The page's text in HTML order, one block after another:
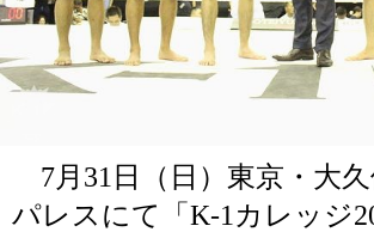
7月31日（日）東京・大
パレスにて「K-1カレッジ